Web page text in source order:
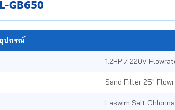
GB650
ปกรณ์
1.2HP / 220V
Sand Filter 25"
Laswim Salt